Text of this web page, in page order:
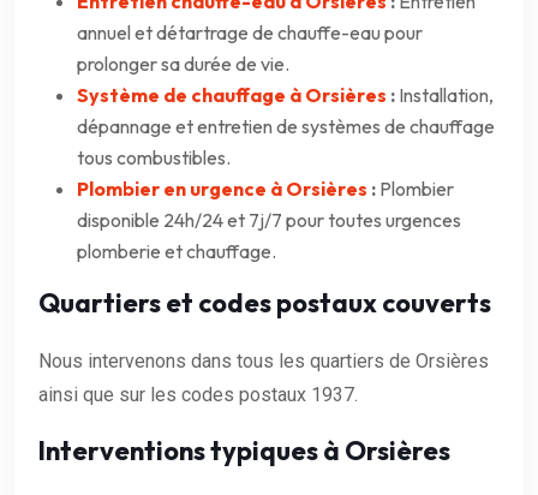
annuel et détartrage de chauffe-eau pour
prolonger sa durée de vie.
Système de chauffage à Orsières : Installation,
dépannage et entretien de systèmes de chauffage
tous combustibles.
Plombier en urgence à Orsières : Plombier
disponible 24h/24 et 7j/7 pour toutes urgences
plomberie et chauffage.
Quartiers et codes postaux couverts
Nous intervenons dans tous les quartiers de Orsières
ainsi que sur les codes postaux 1937.
Interventions typiques à Orsières